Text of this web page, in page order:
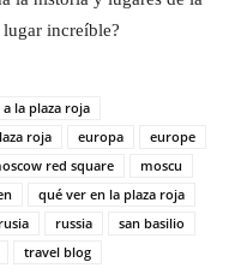
lugar increíble?
la plaza roja
roja europa
europe
red square
moscu
qué ver en la plaza roja
rusia russia
san basilio
travel blog